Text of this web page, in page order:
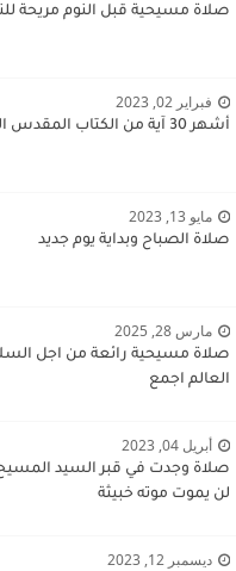
صلاة مسيحية قبل النوم مريحة
فبراير 02, 2023
أشهر 30 آية من الكتاب المقدس التي تريح القلوب
مايو 13, 2023
صلاة الصباح وبداية يوم جديد
مارس 28, 2025
صلاة مسيحية رائعة من اجل
العالم اجمع
أبريل 04, 2023
صلاة وجدت في قبر السيد
لن يموت موته خبيثة
ديسمبر 12, 2023